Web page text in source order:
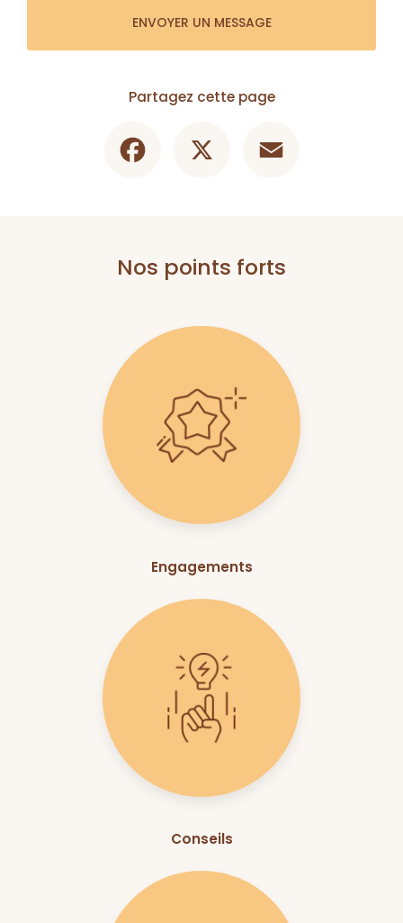
ENVOYER UN MESSAGE
Partagez cette page
Nos points forts
Engagements
Conseils